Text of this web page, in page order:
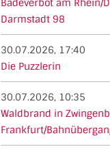
Badeverbot am Rhein/
Darmstadt 98
30.07.2026, 17:40
Die Puzzlerin
30.07.2026, 10:35
Waldbrand in
Frankfurt/